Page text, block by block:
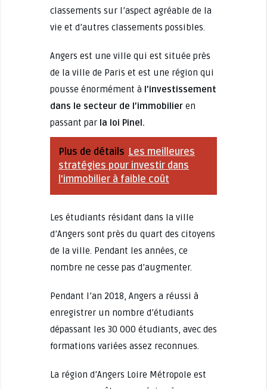
classements sur l’aspect agréable de la
vie et d’autres classements possibles.
Angers est une ville qui est située près
de la ville de Paris et est une région qui
pousse énormément à l’investissement
dans le secteur de l’immobilieren
passant parla loi Pinel.
Plus de détails Les meilleures
stratégies pour investir dans
l'immobilier à faible coût
Les étudiants résidant dans la ville
d’Angers sont près du quart des citoyens
de la ville. Pendant les années, ce
nombre ne cesse pas d’augmenter.
Pendant l’an 2018, Angers a réussi à
enregistrer un nombre d’étudiants
dépassant les 30 000 étudiants, avec des
formations variées assez reconnues.
La région d’Angers Loire Métropole est